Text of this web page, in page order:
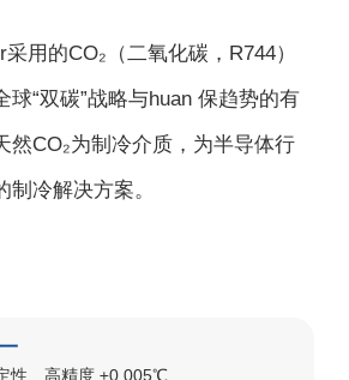
用的CO₂（二氧化碳，R744）
球“双碳”战略与huan 保趋势的有
然CO₂为制冷介质，为半导体行
冷解决方案。
性、高精度 ±0.005℃